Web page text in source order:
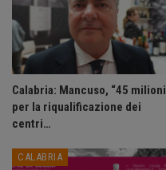
Calabria: Mancuso, “45 milioni
per la riqualificazione dei
centri…
CALABRIA